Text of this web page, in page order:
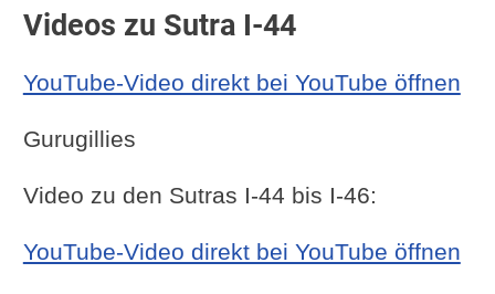
Videos zu Sutra I-44
YouTube-Video direkt bei YouTube öffnen
Gurugillies
Video zu den Sutras I-44 bis I-46:
YouTube-Video direkt bei YouTube öffnen